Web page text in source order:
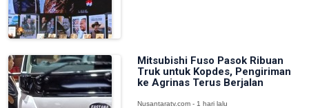
Mitsubishi Fuso Pasok Ribuan
Truk untuk Kopdes, Pengiriman
ke Agrinas Terus Berjalan
Nusantaratv.com - 1 hari lalu